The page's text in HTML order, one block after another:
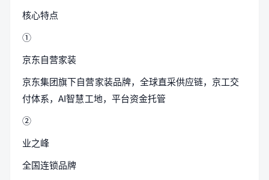
核心特点
①
京东自营家装
京东集团旗下自营家装品牌，全球直采供应链，京工交
付体系，AI智慧工地，平台资金托管
②
业之峰
全国连锁品牌